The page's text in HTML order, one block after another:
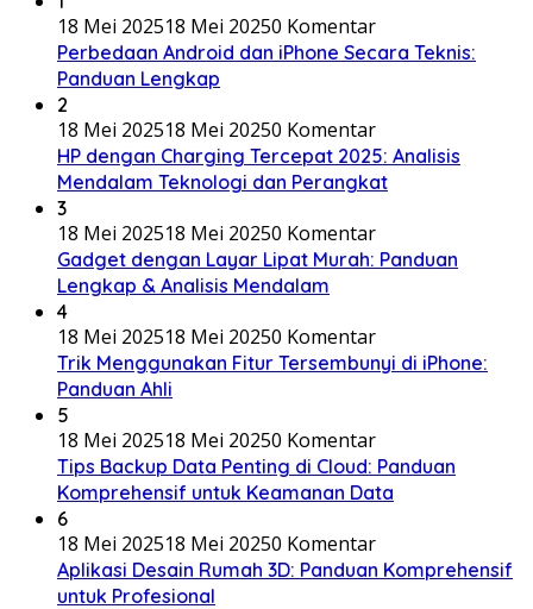
18 Mei 202518 Mei 20250 Komentar
Perbedaan Android dan iPhone Secara Teknis:
Panduan Lengkap
2
18 Mei 202518 Mei 20250 Komentar
HP dengan Charging Tercepat 2025: Analisis
Mendalam Teknologi dan Perangkat
3
18 Mei 202518 Mei 20250 Komentar
Gadget dengan Layar Lipat Murah: Panduan
Lengkap & Analisis Mendalam
4
18 Mei 202518 Mei 20250 Komentar
Trik Menggunakan Fitur Tersembunyi di iPhone:
Panduan Ahli
5
18 Mei 202518 Mei 20250 Komentar
Tips Backup Data Penting di Cloud: Panduan
Komprehensif untuk Keamanan Data
6
18 Mei 202518 Mei 20250 Komentar
Aplikasi Desain Rumah 3D: Panduan Komprehensif
untuk Profesional